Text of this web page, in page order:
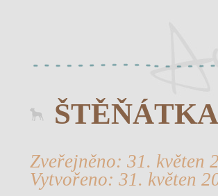
Zveřejněno: 31. květen
Vytvořeno: 31. květen